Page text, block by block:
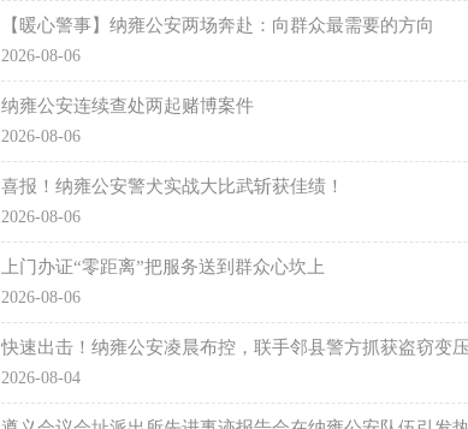
【暖心警事】纳雍公安两场奔赴：向群众最需要的方向
2026-08-06
纳雍公安连续查处两起赌博案件
2026-08-06
喜报！纳雍公安警犬实战大比武斩获佳绩！
2026-08-06
上门办证“零距离”把服务送到群众心坎上
2026-08-06
快速出击！纳雍公安凌晨布控，联手邻县警方抓获盗窃变
2026-08-04